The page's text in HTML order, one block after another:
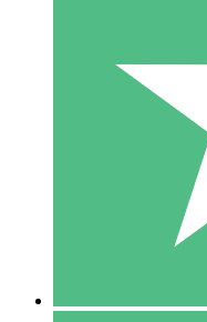
Betaal per gebruik met